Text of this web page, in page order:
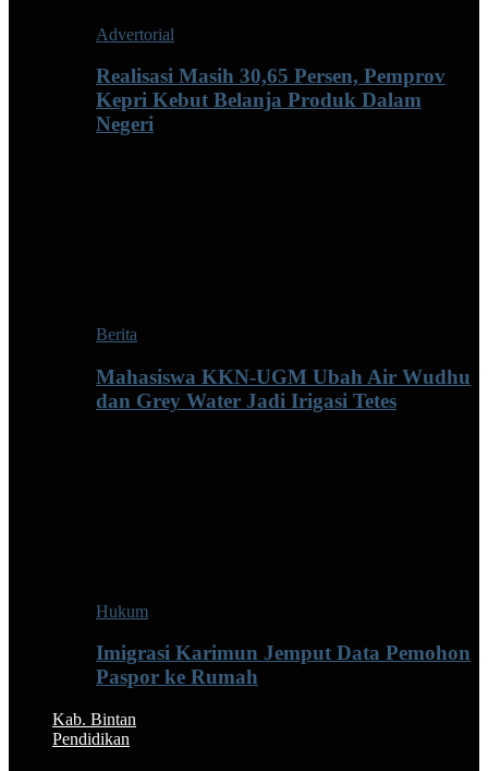
Advertorial
Realisasi Masih 30,65 Persen, Pemprov
Kepri Kebut Belanja Produk Dalam
Negeri
Berita
Mahasiswa KKN-UGM Ubah Air Wudhu
dan Grey Water Jadi Irigasi Tetes
Hukum
Imigrasi Karimun Jemput Data Pemohon
Paspor ke Rumah
Kab. Bintan
Pendidikan